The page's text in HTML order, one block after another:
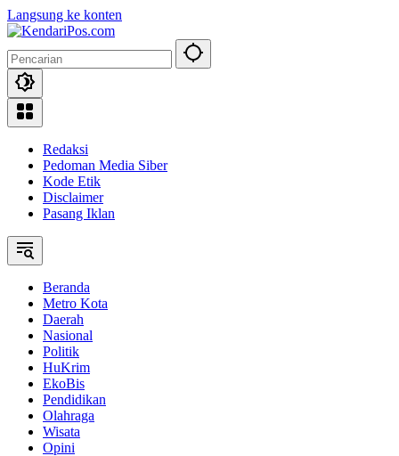
Langsung ke konten
Redaksi
Pedoman Media Siber
Kode Etik
Disclaimer
Pasang Iklan
Beranda
Metro Kota
Daerah
Nasional
Politik
HuKrim
EkoBis
Pendidikan
Olahraga
Wisata
Opini